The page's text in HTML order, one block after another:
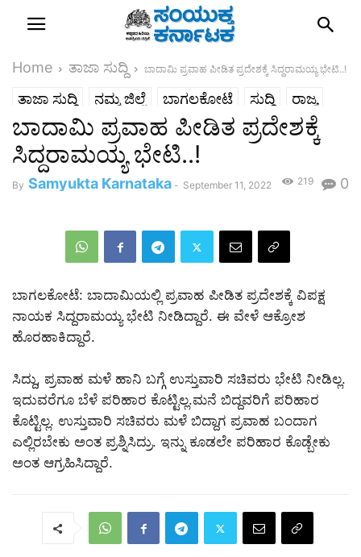
Home ತಾಜಾ ಸುದ್ದಿ ಬಾದಾಮಿ ಪ್ರವಾಹ ಪೀಡಿತ ಪ್ರದೇಶಕ್ಕೆ ಸಿದ್ದರಾಮಯ್ಯ ಭೇಟಿ..!
ತಾಜಾ ಸುದ್ದಿ ನಮ್ಮ ಜಿಲ್ಲೆ ಬಾಗಲಕೋಟೆ ಸುದ್ದಿ ರಾಜ್ಯ
ಬಾದಾಮಿ ಪ್ರವಾಹ ಪೀಡಿತ ಪ್ರದೇಶಕ್ಕೆ
ಸಿದ್ದರಾಮಯ್ಯ ಭೇಟಿ..!
By Samyukta Karnataka - September 11, 2022 0
219
ಬಾಗಲಕೋಟೆ: ಬಾದಾಮಿಯಲ್ಲಿ ಪ್ರವಾಹ ಪೀಡಿತ ಪ್ರದೇಶಕ್ಕೆ ವಿಪಕ್ಷ
ನಾಯಕ ಸಿದ್ದರಾಮಯ್ಯ ಭೇಟಿ ನೀಡಿದ್ದಾರೆ. ಈ ವೇಳೆ ಆಕ್ರೋಶ
ಹೊರಹಾಕಿದ್ದಾರೆ.
ಸಿದ್ದು, ಪ್ರವಾಹ ಮಳೆ ಹಾನಿ ಬಗ್ಗೆ ಉಸ್ತುವಾರಿ ಸಚಿವರು ಭೇಟಿ‌ ನೀಡಿಲ್ಲ.
ಇದುವರೆಗೂ ಬೆಳೆ ಪರಿಹಾರ ಕೊಟ್ಟಿಲ್ಲ.ಮನೆ ಬಿದ್ದವರಿಗೆ ಪರಿಹಾರ
ಕೊಟ್ಟಿಲ್ಲ. ಉಸ್ತುವಾರಿ ಸಚಿವರು ಮಳೆ ಬಿದ್ದಾಗ ಪ್ರವಾಹ ಬಂದಾಗ
ಎಲ್ಲಿರಬೇಕು ಅಂತ ಪ್ರಶ್ನಿಸಿದ್ರು. ಇನ್ನು ಕೂಡಲೇ ಪರಿಹಾರ ಕೊಡ್ಬೇಕು
ಅಂತ ಆಗ್ರಹಿಸಿದ್ದಾರೆ.